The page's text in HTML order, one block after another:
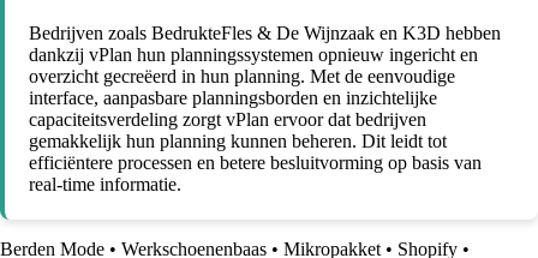
Bedrijven zoals BedrukteFles & De Wijnzaak en K3D hebben
dankzij vPlan hun planningssystemen opnieuw ingericht en
overzicht gecreëerd in hun planning. Met de eenvoudige
interface, aanpasbare planningsborden en inzichtelijke
capaciteitsverdeling zorgt vPlan ervoor dat bedrijven
gemakkelijk hun planning kunnen beheren. Dit leidt tot
efficiëntere processen en betere besluitvorming op basis van
real-time informatie.
Berden Mode • Werkschoenenbaas • Mikropakket • Shopify •